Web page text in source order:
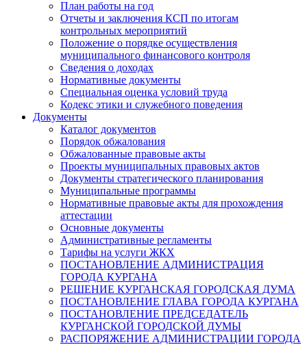
План работы на год
Отчеты и заключения КСП по итогам
контрольных мероприятий
Положение о порядке осуществления
муниципального финансового контроля
Сведения о доходах
Нормативные документы
Специальная оценка условий труда
Кодекс этики и служебного поведения
Документы
Каталог документов
Порядок обжалования
Обжалованные правовые акты
Проекты муниципальных правовых актов
Документы стратегического планирования
Муниципальные программы
Нормативные правовые акты для прохождения
аттестации
Основные документы
Административные регламенты
Тарифы на услуги ЖКХ
ПОСТАНОВЛЕНИЕ АДМИНИСТРАЦИЯ
ГОРОДА КУРГАНА
РЕШЕНИЕ КУРГАНСКАЯ ГОРОДСКАЯ ДУМА
ПОСТАНОВЛЕНИЕ ГЛАВА ГОРОДА КУРГАНА
ПОСТАНОВЛЕНИЕ ПРЕДСЕДАТЕЛЬ
КУРГАНСКОЙ ГОРОДСКОЙ ДУМЫ
РАСПОРЯЖЕНИЕ АДМИНИСТРАЦИИ ГОРОДА